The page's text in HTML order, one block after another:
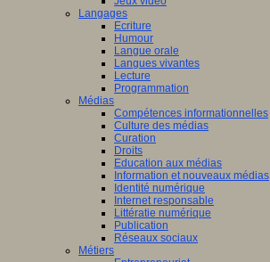
Langages
Ecriture
Humour
Langue orale
Langues vivantes
Lecture
Programmation
Médias
Compétences informationnelles
Culture des médias
Curation
Droits
Education aux médias
Information et nouveaux médias
Identité numérique
Internet responsable
Littératie numérique
Publication
Réseaux sociaux
Métiers